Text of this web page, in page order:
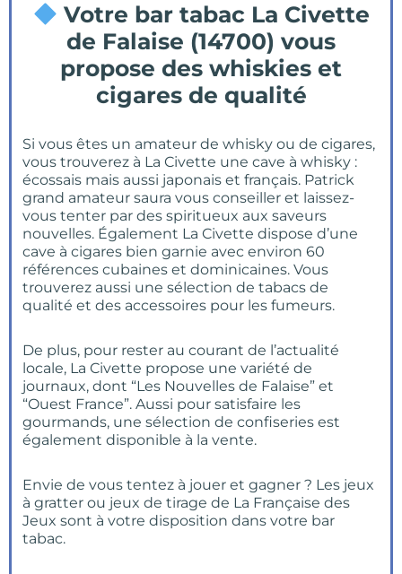
Votre bar tabac La Civette
de Falaise (14700) vous
propose des whiskies et
cigares de qualité
Si vous êtes un amateur de whisky ou de cigares,
vous trouverez à La Civette une cave à whisky :
écossais mais aussi japonais et français. Patrick
grand amateur saura vous conseiller et laissez-
vous tenter par des spiritueux aux saveurs
nouvelles. Également La Civette dispose d’une
cave à cigares bien garnie avec environ 60
références cubaines et dominicaines. Vous
trouverez aussi une sélection de tabacs de
qualité et des accessoires pour les fumeurs.
De plus, pour rester au courant de l’actualité
locale, La Civette propose une variété de
journaux, dont “Les Nouvelles de Falaise” et
“Ouest France”. Aussi pour satisfaire les
gourmands, une sélection de confiseries est
également disponible à la vente.
Envie de vous tentez à jouer et gagner ? Les jeux
à gratter ou jeux de tirage de La Française des
Jeux sont à votre disposition dans votre bar
tabac.